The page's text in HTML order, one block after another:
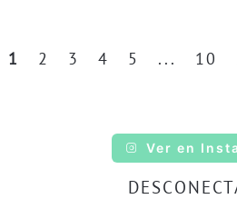
1 2 3 4 5 ... 10
Ver en